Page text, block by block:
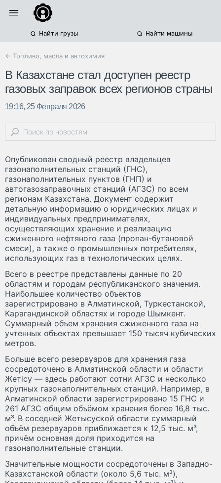
Найти грузы Найти машины
← Топливо, масла и автохимия
В Казахстане стал доступен реестр
газовых заправок всех регионов страны
19:16, 25 Февраля 2026
Опубликован сводный реестр владельцев
газонаполнительных станций (ГНС),
газонаполнительных пунктов (ГНП) и
автогазозаправочных станций (АГЗС) по всем
регионам Казахстана. Документ содержит
детальную информацию о юридических лицах и
индивидуальных предпринимателях,
осуществляющих хранение и реализацию
сжиженного нефтяного газа (пропан-бутановой
смеси), а также о промышленных потребителях,
использующих газ в технологических целях.
Всего в реестре представлены данные по 20
областям и городам республиканского значения.
Наибольшее количество объектов
зарегистрировано в Алматинской, Туркестанской,
Карагандинской областях и городе Шымкент.
Суммарный объем хранения сжиженного газа на
учтенных объектах превышает 150 тысяч кубических
метров.
Больше всего резервуаров для хранения газа
сосредоточено в Алматинской области и области
Жетісу — здесь работают сотни АГЗС и несколько
крупных газонаполнительных станций. Например, в
Алматинской области зарегистрировано 15 ГНС и
261 АГЗС общим объёмом хранения более 16,8 тыс.
м³. В соседней Жетысуской области суммарный
объём резервуаров приближается к 12,5 тыс. м³,
причём основная доля приходится на
газонаполнительные станции.
Значительные мощности сосредоточены в Западно-
Казахстанской области (около 5,6 тыс. м³),